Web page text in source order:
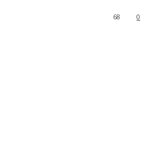
0
68